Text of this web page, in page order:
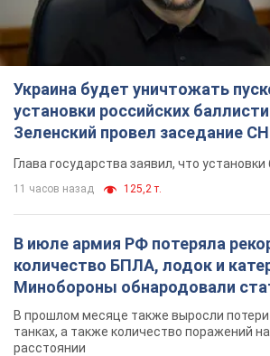
11 часов назад 125,2 т.
В июле армия РФ потеряла
количество БПЛА, лодок и
Минобороны обнародовали
В прошлом месяце также выросли потери
расстоянии
9 часов назад 4,6 т.
"Нужны быстрые и
Корецкий пообещал
приоритетный доступ к
складским помещениям
Так или иначе, бизнес после обстрелов
5 часов назад